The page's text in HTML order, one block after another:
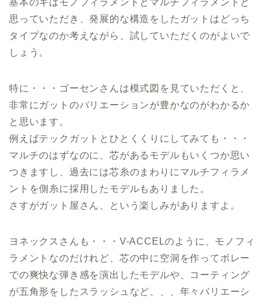
基本のキはモノフィラメントとマルチフィラメントと
思っていただき、発展的な構造をしたガットはどっち
タイプなのか考えながら、試していただくのがよいで
しょう。
特に・・・ゴーセンさんは模式図を見ていただくと、
非常にガットのバリエーションが豊かなのがわかるか
と思います。
例えばテックガットとひとくくりにしてみても・・・
マルチのはずなのに、芯があるモデルもいくつか思い
つきますし、過去には芯糸のまわりにマルチフィラメ
ントを側糸に採用したモデルもありました。
さすがガット屋さん、という楽しみがありますよ。
ヨネックスさんも・・・V-ACCELのように、モノフィ
ラメントなのだけれど、芯の中に空洞を作ってボレー
での爽快な弾き感を演出したモデルや、コーティング
が五角形をしたスラッシュなど、、、年々バリエーシ